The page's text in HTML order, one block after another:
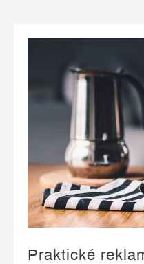
Praktické